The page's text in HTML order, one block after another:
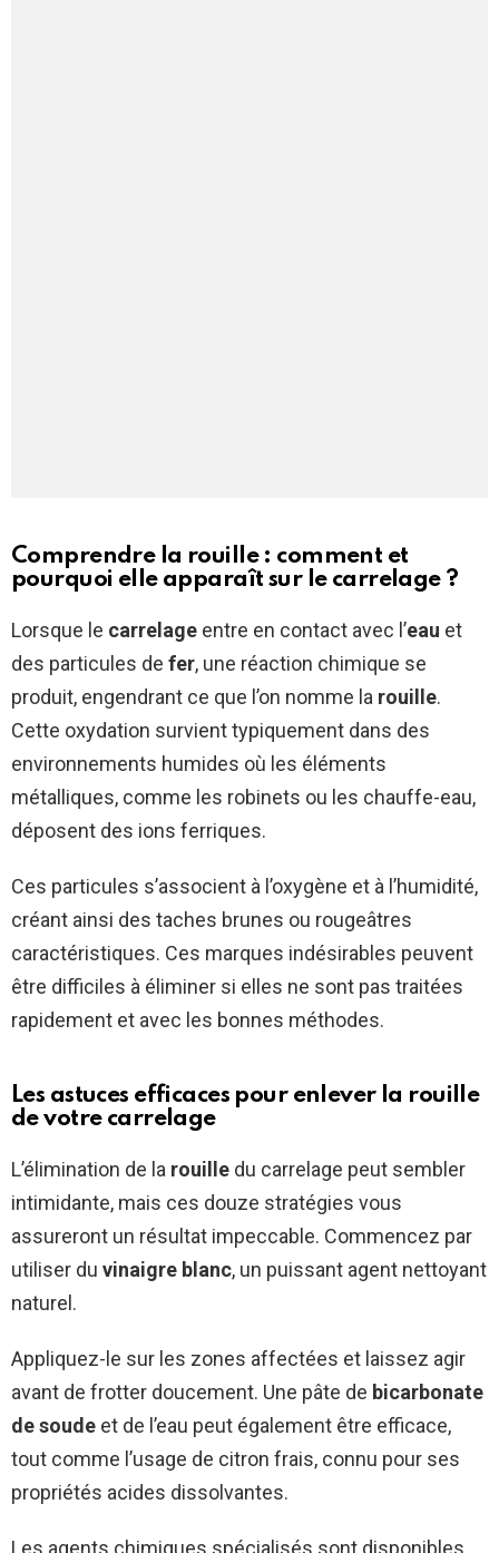
Comprendre la rouille : comment et
pourquoi elle apparaît sur le carrelage ?
Lorsque le carrelage entre en contact avec l’eau et
des particules de fer, une réaction chimique se
produit, engendrant ce que l’on nomme la rouille.
Cette oxydation survient typiquement dans des
environnements humides où les éléments
métalliques, comme les robinets ou les chauffe-eau,
déposent des ions ferriques.
Ces particules s’associent à l’oxygène et à l’humidité,
créant ainsi des taches brunes ou rougeâtres
caractéristiques. Ces marques indésirables peuvent
être difficiles à éliminer si elles ne sont pas traitées
rapidement et avec les bonnes méthodes.
Les astuces efficaces pour enlever la rouille
de votre carrelage
L’élimination de la rouille du carrelage peut sembler
intimidante, mais ces douze stratégies vous
assureront un résultat impeccable. Commencez par
utiliser du vinaigre blanc, un puissant agent nettoyant
naturel.
Appliquez-le sur les zones affectées et laissez agir
avant de frotter doucement. Une pâte de bicarbonate
de soude et de l’eau peut également être efficace,
tout comme l’usage de citron frais, connu pour ses
propriétés acides dissolvantes.
Les agents chimiques spécialisés sont disponibles